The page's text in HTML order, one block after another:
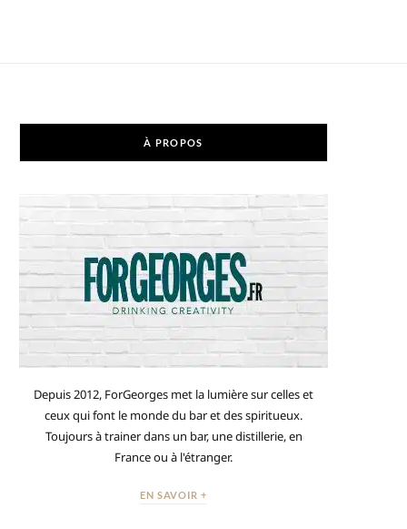
À PROPOS
Depuis 2012, ForGeorges met la lumière sur celles et
ceux qui font le monde du bar et des spiritueux.
Toujours à trainer dans un bar, une distillerie, en
France ou à l'étranger.
EN SAVOIR +